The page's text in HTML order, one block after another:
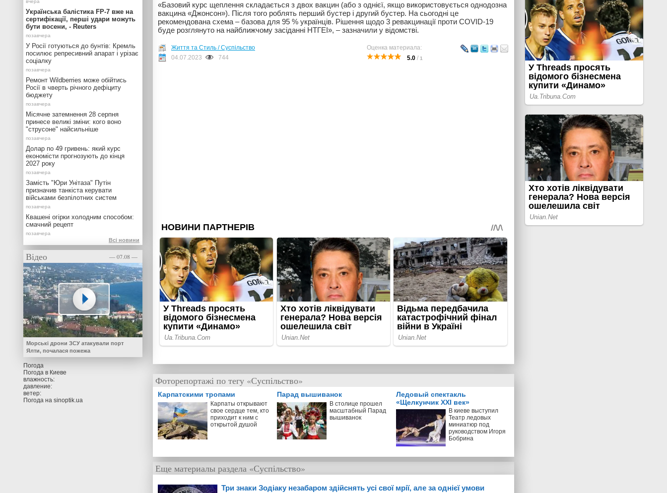
«Базовий курс щеплення складається з двох вакцин (або з однієї, якщо використовується однодозна
вакцина «Джонсон»). Після того роблять перший бустер і другий бустер. На сьогодні це
рекомендована схема – базова для 95 % українців. Рішення щодо 3 ревакцинації проти COVID-19
буде розглянуто на найближчому засіданні НТГЕІ», – зазначили у відомстві.
Оценка материала:
5.0 / 1
Життя та Стиль / Суспільство
04.07.2023
744
Фоторепортажі по тегу «Суспільство»
Карпатскими тропами
Карпаты открывают
свое сердце тем, кто
приходит к ним с
открытой душой
Парад вышиванок
В столице прошел
масштабный Парад
вышиванок
Ледовый спектакль
«Щелкунчик XXI век»
В киеве выступил
Театр ледовых
миниатюр под
руководством Игоря
Бобрина
Еще материалы раздела «Суспільство»
Три знаки Зодіаку незабаром здійснять усі свої мрії, але за однієї умови
Українська балістика FP-7 вже на
сертифікації, перші удари можуть
бути восени, - Reuters
У Росії готуються до бунтів: Кремль
посилює репресивний апарат і урізає
соціалку
Ремонт Wildberries може обійтись
Росії в чверть річного дефіциту
бюджету
Місячне затемнення 28 серпня
принесе великі зміни: кого воно
"струсоне" найсильніше
Долар по 49 гривень: який курс
економісти прогнозують до кінця
2027 року
Замість "Юри Унітаза" Путін
призначив танкіста керувати
військами безпілотних систем
Квашені огірки холодним способом:
смачний рецепт
Всі новини
Відео — 07.08 —
Морські дрони ЗСУ атакували порт
Ялти, почалася пожежа
Погода
Погода в Киеве
влажность:
давление:
ветер:
Погода на sinoptik.ua